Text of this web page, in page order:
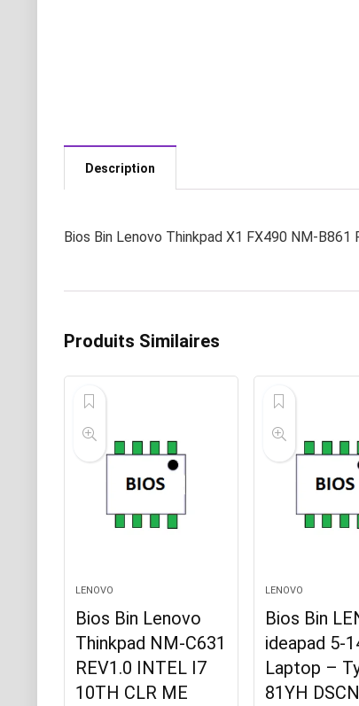
Description
Bios Bin Lenovo Thinkpad X1 FX490 NM-B861
Produits Similaires
LENOVO
Bios Bin Lenovo
Thinkpad NM-C631
REV1.0 INTEL I7
10TH CLR ME
LENOVO
Bios Bin
ideapad 5-
Laptop –
81YH